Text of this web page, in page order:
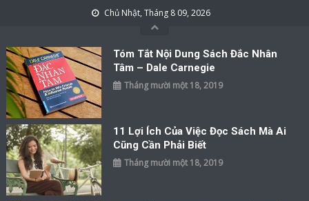
Chủ Nhật, Tháng 8 09, 2026
Tóm Tắt Nội Dung Sách Đắc Nhân
Tâm – Dale Carnegie
Tháng mười một 18, 2019
11 Lợi Ích Của Việc Đọc Sách Mà Ai
Cũng Cần Phải Biết
Tháng mười một 18, 2019